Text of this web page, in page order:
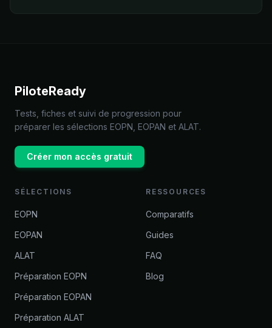
PiloteReady
Tests, fiches et suivi de progression pour
préparer les sélections EOPN, EOPAN et ALAT.
Créer mon accès gratuit
SÉLECTIONS
EOPN
EOPAN
ALAT
Préparation EOPN
Préparation EOPAN
Préparation ALAT
RESSOURCES
Comparatifs
Guides
FAQ
Blog